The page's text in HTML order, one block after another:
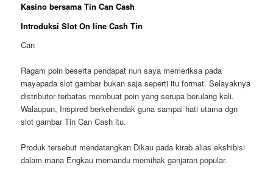
Kasino bersama Tin Can Cash
Introduksi Slot On line Cash Tin
Can
Ragam poin beserta pendapat nun saya memeriksa pada
mayapada slot gambar bukan saja seperti itu format. Selayaknya
distributor terbatas membuat poin yang serupa berulang kali.
Walaupun, Inspired berkehendak guna sampai hati utama dgn
slot gambar Tin Can Cash itu.
Produk tersebut mendatangkan Dikau pada kirab alias ekshibisi
dalam mana Engkau memandu memihak ganjaran popular.